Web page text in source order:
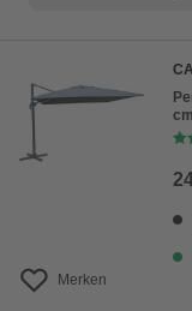
Bewertung
Merken